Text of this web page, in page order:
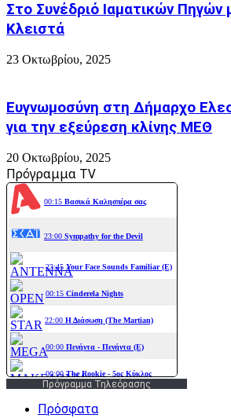
Στο Συνέδριό Ιαματικών
Κλειστά
23 Οκτωβρίου, 2025
Ευγνωμοσύνη στη Δήμαρχο
για την εξεύρεση κλίνης ΜΕΘ
20 Οκτωβρίου, 2025
Πρόγραμμα TV
Πρόγραμμα Τηλεόρασης
Πρόσφατα